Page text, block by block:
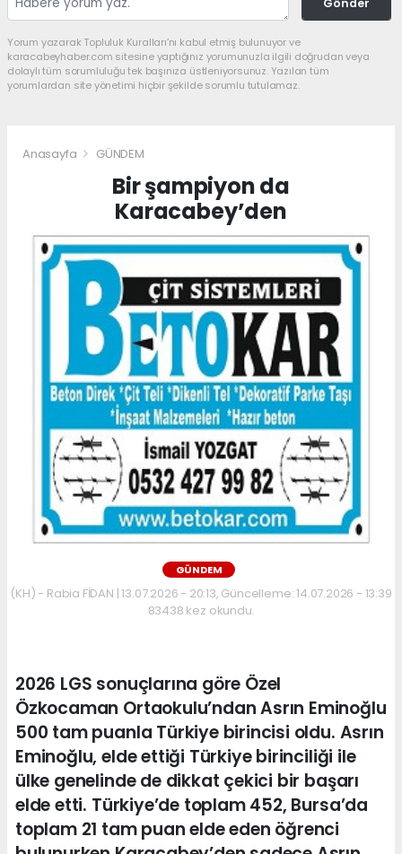
Gönder
Yorum yazarak Topluluk Kuralları’nı kabul etmiş bulunuyor ve
karacabeyhaber.com sitesine yaptığınız yorumunuzla ilgili doğrudan veya
dolaylı tüm sorumluluğu tek başınıza üstleniyorsunuz. Yazılan tüm
yorumlardan site yönetimi hiçbir şekilde sorumlu tutulamaz.
Anasayfa GÜNDEM
Bir şampiyon da
Karacabey’den
GÜNDEM
(KH) - Rabia FİDAN | 13.07.2026 - 20:13, Güncelleme: 14.07.2026 - 13:39
83438 kez okundu.
2026 LGS sonuçlarına göre Özel
Özkocaman Ortaokulu’ndan Asrın Eminoğlu
500 tam puanla Türkiye birincisi oldu. Asrın
Eminoğlu, elde ettiği Türkiye birinciliği ile
ülke genelinde de dikkat çekici bir başarı
elde etti. Türkiye’de toplam 452, Bursa’da
toplam 21 tam puan elde eden öğrenci